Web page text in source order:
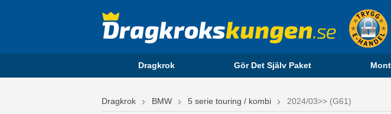
Dragkrok Gör Det Själv Paket
Dragkrok BMW 5 serie touring / kombi 2024/03>> (G61)